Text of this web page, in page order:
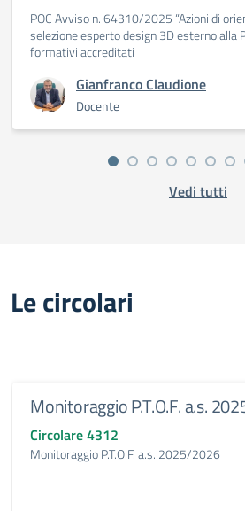
POC Avviso n. 64310/2025 “Azioni di
selezione esperto design 3D esterno alla
formativi accreditati
Gianfranco Claudione
Docente
Vedi tutti
Le circolari
Monitoraggio P.T.O.F. a.s.
Circolare 4312
Monitoraggio P.T.O.F. a.s. 2025/2026